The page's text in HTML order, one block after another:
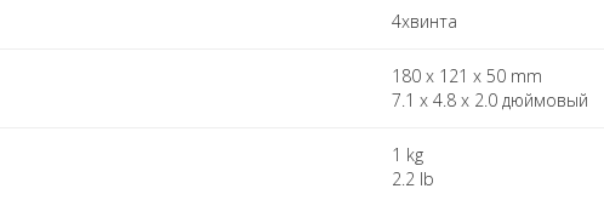
4xвинта
180 x 121 x 50 mm
7.1 x 4.8 x 2.0 дюймовый
1 kg
2.2 lb